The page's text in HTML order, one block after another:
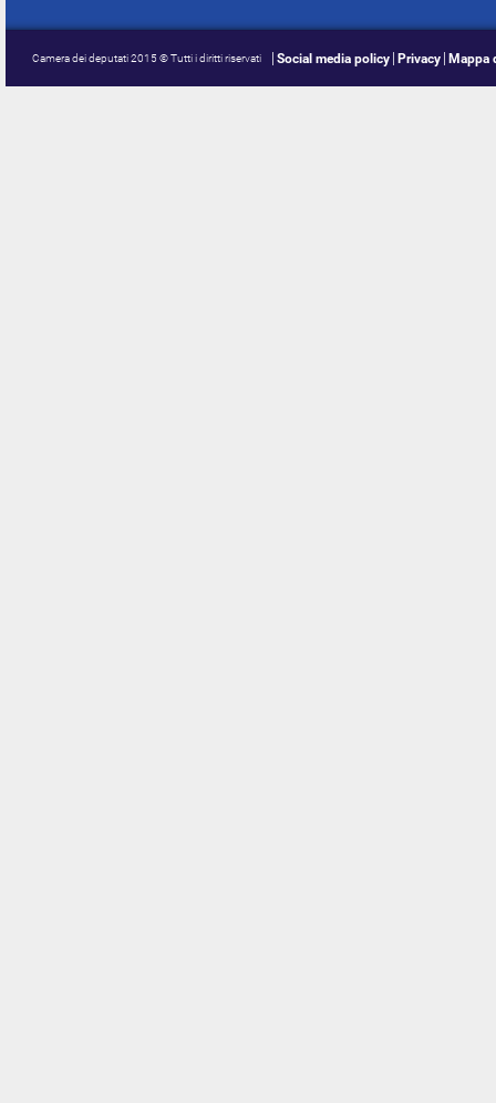
Camera dei deputati 2015 © Tutti i diritti riservati Social media policy Privacy Mappa